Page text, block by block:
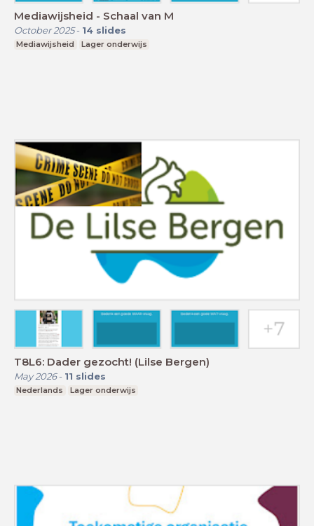
Mediawijsheid - Schaal van M
October 2025- 14 slides
Mediawijsheid Lager onderwijs
T8L6: Dader gezocht! (Lilse Bergen)
May 2026- 11 slides
Nederlands Lager onderwijs